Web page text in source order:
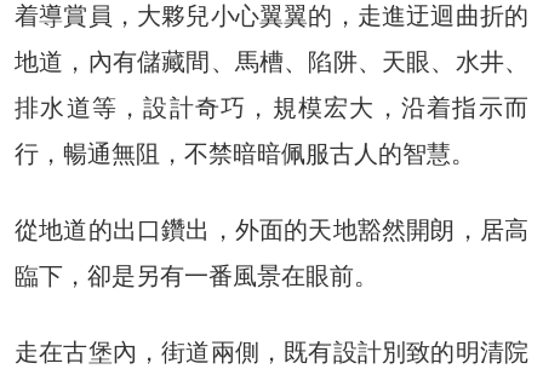
着導賞員，大夥兒小心翼翼的，走進迂迴曲折的
地道，內有儲藏間、馬槽、陷阱、天眼、水井、
排水道等，設計奇巧，規模宏大，沿着指示而
行，暢通無阻，不禁暗暗佩服古人的智慧。
從地道的出口鑽出，外面的天地豁然開朗，居高
臨下，卻是另有一番風景在眼前。
走在古堡內，街道兩側，既有設計別致的明清院